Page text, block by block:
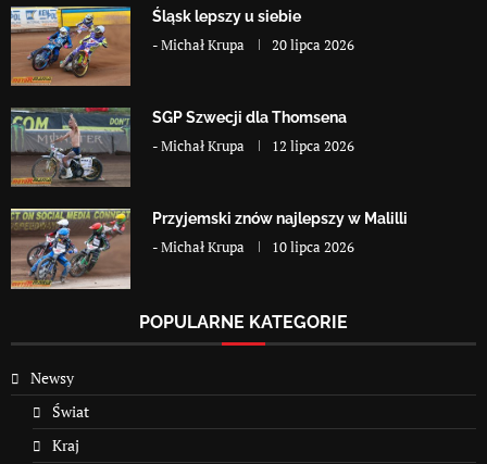
Śląsk lepszy u siebie
-Michał Krupa 20 lipca 2026
SGP Szwecji dla Thomsena
-Michał Krupa 12 lipca 2026
Przyjemski znów najlepszy w Malilli
-Michał Krupa 10 lipca 2026
POPULARNE KATEGORIE
Newsy
Świat
Kraj